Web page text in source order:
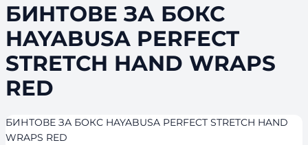
БИНТОВЕ ЗА БОКС
HAYABUSA PERFECT
STRETCH HAND WRAPS
RED
БИНТОВЕ ЗА БОКС HAYABUSA PERFECT STRETCH HAND
WRAPS RED